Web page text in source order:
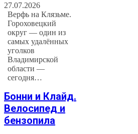
27.07.2026
Верфь на Клязьме.
Гороховецкий
округ — один из
самых удалённых
уголков
Владимирской
области —
сегодня…
Бонни и Клайд.
Велосипед и
бензопила